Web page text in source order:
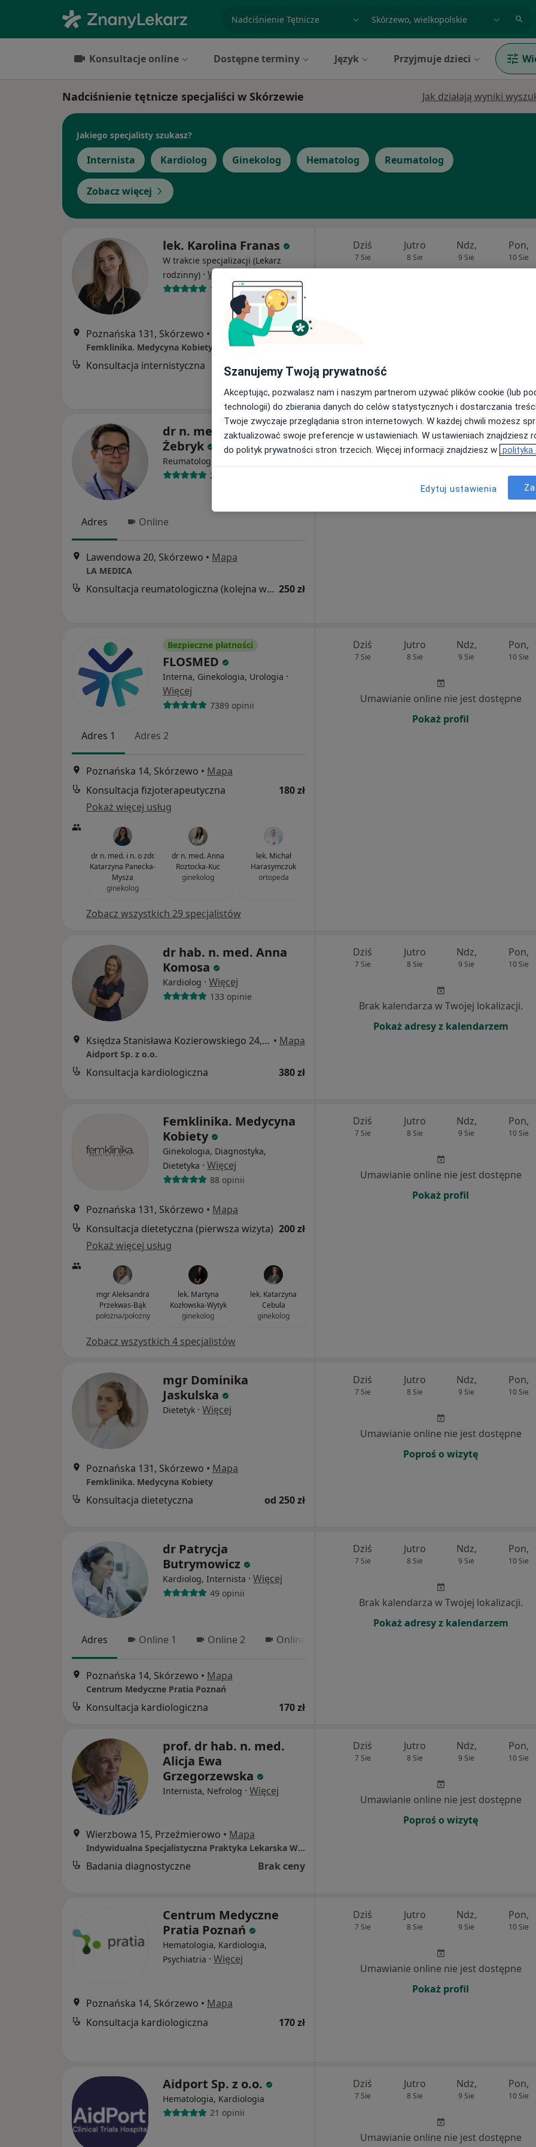
specjalizacja, badanie lub nazwiskomiasto lub dzielnica
Konsultacje online Dostępne terminy Język Przyjmuje dzieci
Nadciśnienie tętnicze specjaliści w Skórzewie Jak działają wyniki
Jakiego specjalisty szukasz?
Internista Kardiolog Ginekolog Hematolog Reumatolog
Zobacz więcej
lek. Karolina Franas
W trakcie specjalizacji (Lekarz
rodzinny) · Więcej
11 opinii
Poznańska 131, Skórzewo • Mapa
Femklinika. Medycyna Kobiety
Konsultacja internistyczna 300 zł
Dziś
7 Sie
Jutro
8 Sie
Ndz,
9 Sie
Pon,
10 Sie
dr n. med. Paweł
Żebryk
Reumatolog, Internista
279 opinii
Adres Online
Lawendowa 20, Skórzewo • Mapa
LA MEDICA
Konsultacja reumatologiczna (kolejna wizyta) 250 zł
Dziś Jutro Ndz, Pon,
10 Sie
Umawianie online nie jest dostępne
Bezpieczne płatności
FLOSMED
Interna, Ginekologia, Urologia ·
Więcej
7389 opinii
Adres 1 Adres 2
Poznańska 14, Skórzewo • Mapa
Konsultacja fizjoterapeutyczna
180 zł
Pokaż więcej usług
dr n. med. i n. o zdr.
Katarzyna Panecka-
Mysza
ginekolog
dr n. med. Anna
Roztocka-Kuc
ginekolog
lek. Michał
Harasymczuk
ortopeda
Zobacz wszystkich 29 specjalistów
Dziś
7 Sie
Jutro
8 Sie
Ndz,
9 Sie
Pon,
10 Sie
Umawianie online nie jest dostępne
Pokaż profil
dr hab. n. med. Anna
Komosa
Kardiolog · Więcej
133 opinie
Księdza Stanisława Kozierowskiego 24, Skórzewo • Mapa
Aidport Sp. z o.o.
Konsultacja kardiologiczna 380 zł
Dziś
7 Sie
Jutro
8 Sie
Ndz,
9 Sie
Pon,
10 Sie
Brak kalendarza w Twojej lokalizacji.
Pokaż adresy z kalendarzem
Femklinika. Medycyna
Kobiety
Ginekologia, Diagnostyka,
Dietetyka · Więcej
88 opinii
Poznańska 131, Skórzewo • Mapa
Konsultacja dietetyczna (pierwsza wizyta) 200 zł
Pokaż więcej usług
mgr Aleksandra
Przekwas-Bąk
położna/położny
lek. Martyna
Kozłowska-Wytyk
ginekolog
lek. Katarzyna
Cebula
ginekolog
Zobacz wszystkich 4 specjalistów
Dziś
7 Sie
Jutro
8 Sie
Ndz,
9 Sie
Pon,
10 Sie
Umawianie online nie jest dostępne
Pokaż profil
mgr Dominika
Jaskulska
Dietetyk · Więcej
Poznańska 131, Skórzewo • Mapa
Femklinika. Medycyna Kobiety
Konsultacja dietetyczna od 250 zł
Dziś
7 Sie
Jutro
8 Sie
Ndz,
9 Sie
Pon,
10 Sie
Umawianie online nie jest dostępne
Poproś o wizytę
dr Patrycja
Butrymowicz
Kardiolog, Internista · Więcej
49 opinii
Adres Online 1 Online 2 Online 3
Poznańska 14, Skórzewo • Mapa
Centrum Medyczne Pratia Poznań
Konsultacja kardiologiczna 170 zł
Dziś
7 Sie
Jutro
8 Sie
Ndz,
9 Sie
Pon,
10 Sie
Brak kalendarza w Twojej lokalizacji.
Pokaż adresy z kalendarzem
prof. dr hab. n. med.
Alicja Ewa
Grzegorzewska
Internista, Nefrolog · Więcej
Wierzbowa 15, Przeźmierowo • Mapa
Indywidualna Specjalistyczna Praktyka Lekarska WYSOGOTOWO
Badania diagnostyczne Brak ceny
Dziś
7 Sie
Jutro
8 Sie
Ndz,
9 Sie
Pon,
10 Sie
Umawianie online nie jest dostępne
Poproś o wizytę
Centrum Medyczne
Pratia Poznań
Hematologia, Kardiologia,
Psychiatria · Więcej
Poznańska 14, Skórzewo • Mapa
Konsultacja kardiologiczna
170 zł
Dziś
7 Sie
Jutro
8 Sie
Ndz,
9 Sie
Pon,
10 Sie
Umawianie online nie jest dostępne
Pokaż profil
Aidport Sp. z o.o.
Hematologia, Kardiologia
21 opinii
Dziś
7 Sie
Jutro
8 Sie
Ndz,
9 Sie
Pon,
10 Sie
Umawianie online nie jest dostępne
Szanujemy Twoją prywatność
Akceptując, pozwalasz nam i naszym partnerom używać plików cookie (lub
technologii) do zbierania danych do celów statystycznych i dostarczania
Twoje zwyczaje przeglądania stron internetowych. W każdej chwili możesz
zaktualizować swoje preferencje w ustawieniach. W ustawieniach znajdziesz
do polityk prywatności stron trzecich. Więcej informacji znajdziesz w polityka
Edytuj ustawienia